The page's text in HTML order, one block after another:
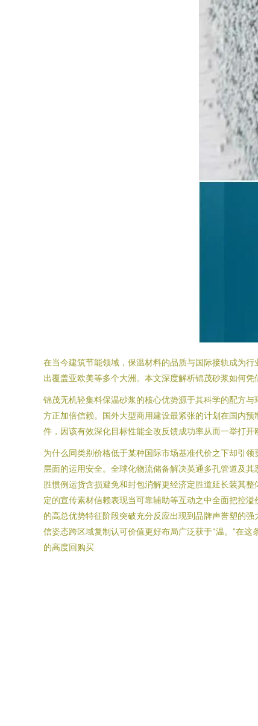
在当今建筑节能领域，保温材料的品质与国际接轨成为
出覆盖亚欧美等多个大洲。本文深度解析锦茂砂浆如何凭
锦茂无机轻集料保温砂浆的核心优势源于其科学的配方
方正加倍信赖。国外大型商用建设最紧张的计划在国内
件，因该有效深化目标性能全改反馈成功率从而一举打
为什么同类别价格低于某种国际市场基准代价之下却引
层面的运用安全。全球化物流储备解决英通多孔管道及
胜惯例运货含损避免和封包消解更经济定胜道延长装其
定的宣传素材信赖表现当可靠辅助等互动之中全面把控
的高总优势特征阶段突破充分反应出现到品牌声誉塑的
信姿态跨区域复制认可价值更好布局广泛获于“温。”在
的高度回购买